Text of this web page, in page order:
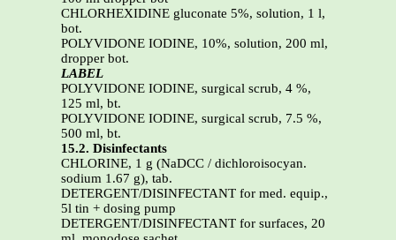
CHLORHEXIDINE gluconate 5%, solution, 1 l,
bot.
POLYVIDONE IODINE, 10%, solution, 200 ml,
dropper bot.
LABEL
POLYVIDONE IODINE, surgical scrub, 4 %,
125 ml, bt.
POLYVIDONE IODINE, surgical scrub, 7.5 %,
500 ml, bt.
15.2. Disinfectants
CHLORINE, 1 g (NaDCC / dichloroisocyan.
sodium 1.67 g), tab.
DETERGENT/DISINFECTANT for med. equip.,
5l tin + dosing pump
DETERGENT/DISINFECTANT for surfaces, 20